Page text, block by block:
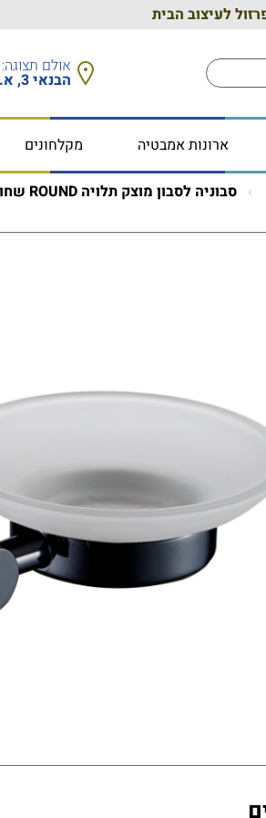
לעיצוב הבית
אולם תצוגה:
הבנאי 3, א.ת. חולון
ארונות אמבטיה מקלחונים
סבוניה לסבון מוצק תלויה ROUND שחור מט